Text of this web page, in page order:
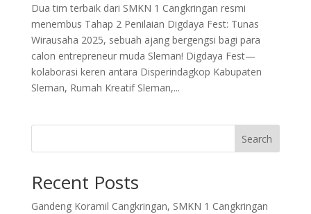
Dua tim terbaik dari SMKN 1 Cangkringan resmi
menembus Tahap 2 Penilaian Digdaya Fest: Tunas
Wirausaha 2025, sebuah ajang bergengsi bagi para
calon entrepreneur muda Sleman! Digdaya Fest—
kolaborasi keren antara Disperindagkop Kabupaten
Sleman, Rumah Kreatif Sleman,...
Search
Recent Posts
Gandeng Koramil Cangkringan, SMKN 1 Cangkringan